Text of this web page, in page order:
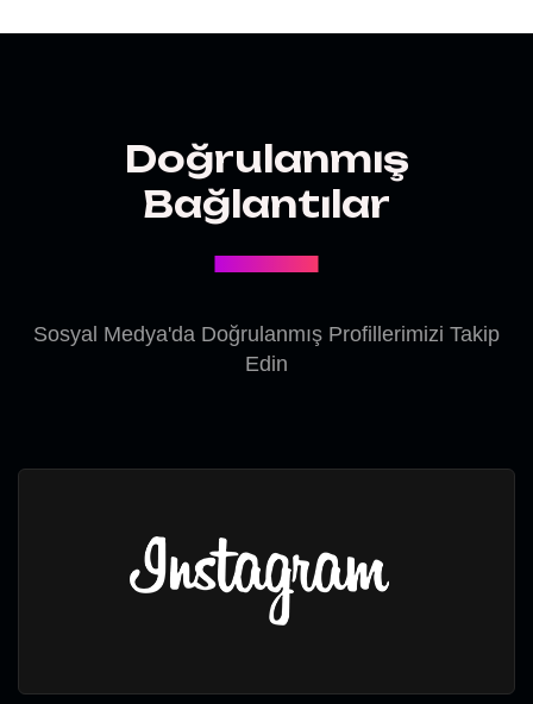
Doğrulanmış
Bağlantılar
Sosyal Medya'da Doğrulanmış Profillerimizi Takip
Edin